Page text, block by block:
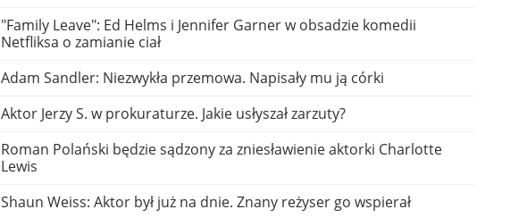
"Family Leave": Ed Helms i Jennifer Garner w obsadzie komedii
Netfliksa o zamianie ciał
Adam Sandler: Niezwykła przemowa. Napisały mu ją córki
Aktor Jerzy S. w prokuraturze. Jakie usłyszał zarzuty?
Roman Polański będzie sądzony za zniesławienie aktorki Charlotte
Lewis
Shaun Weiss: Aktor był już na dnie. Znany reżyser go wspierał